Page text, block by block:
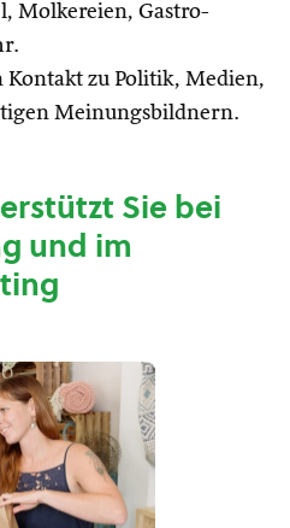
Molkereien, Gastro-
zu Politik, Medien,
Meinungsbildnern.
Sie bei
und im